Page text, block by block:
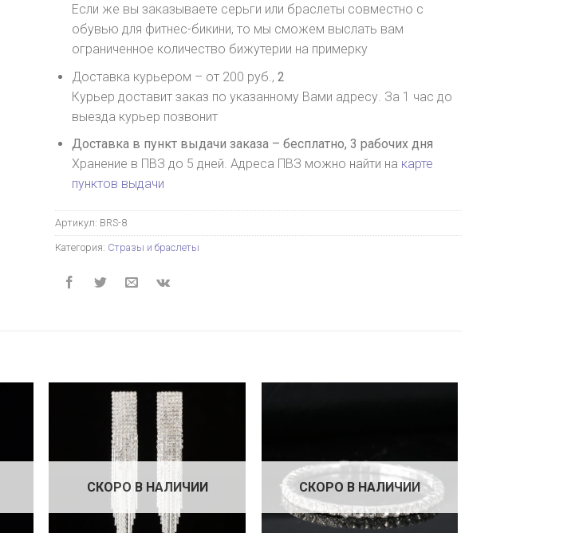
Если же вы заказываете серьги или браслеты совместно с
обувью для фитнес-бикини, то мы сможем выслать вам
ограниченное количество бижутерии на примерку
Доставка курьером – от 200 руб., 2
Курьер доставит заказ по указанному Вами адресу. За 1 час до
выезда курьер позвонит
Доставка в пункт выдачи заказа – бесплатно, 3 рабочих дня
Хранение в ПВЗ до 5 дней. Адреса ПВЗ можно найти на карте
пунктов выдачи
Артикул: BRS-8
Категория: Стразы и браслеты
СКОРО В НАЛИЧИИ СКОРО В НАЛИЧИИ